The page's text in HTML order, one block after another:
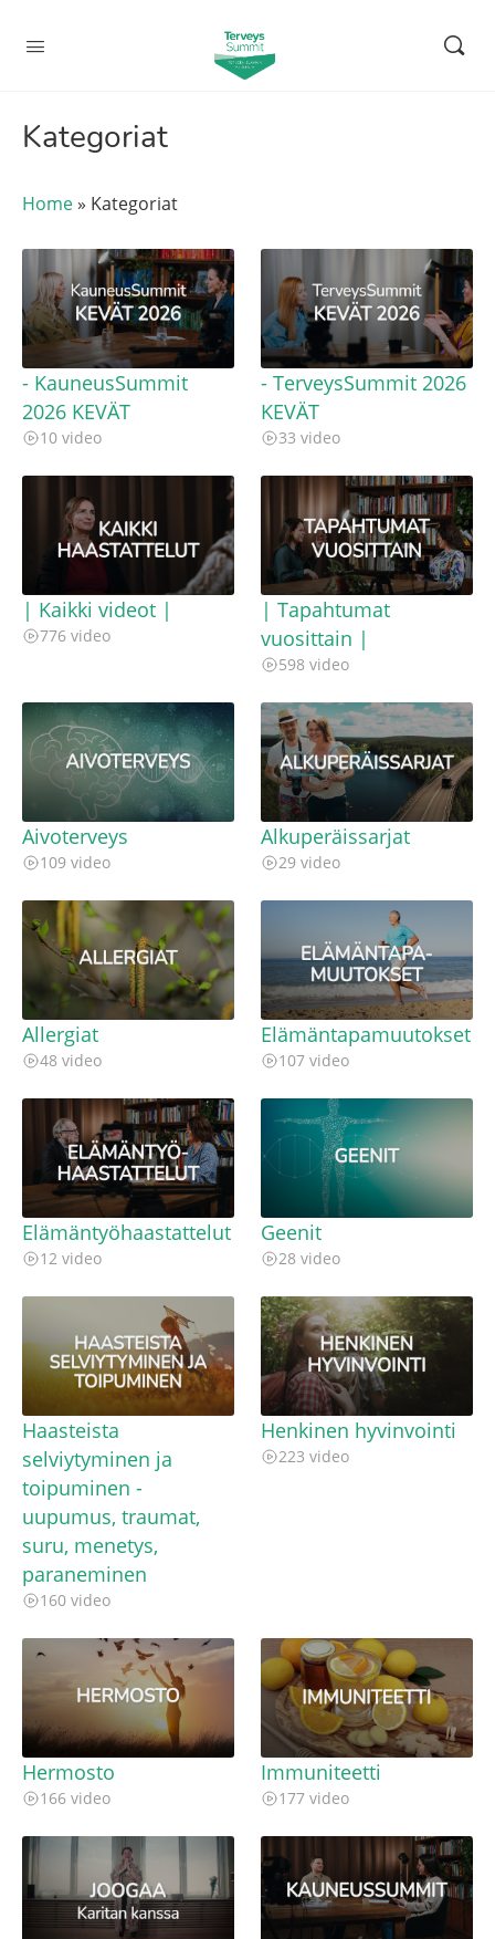
Kategoriat
Home» Kategoriat
- KauneusSummit
2026 KEVÄT
10 video
- TerveysSummit 2026
KEVÄT
33 video
| Kaikki videot |
776 video
| Tapahtumat
vuosittain |
598 video
Aivoterveys
109 video
Alkuperäissarjat
29 video
Allergiat
48 video
Elämäntapamuutokset
107 video
Elämäntyöhaastattelut
12 video
Geenit
28 video
Haasteista
selviytyminen ja
toipuminen -
uupumus, traumat,
suru, menetys,
paraneminen
160 video
Henkinen hyvinvointi
223 video
Hermosto
166 video
Immuniteetti
177 video